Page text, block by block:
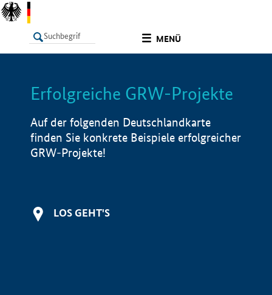
MENÜ
LISTE Info
Erfolgreiche GRW-Projekte
Auf der folgenden Deutschlandkarte
finden Sie konkrete Beispiele erfolgreicher
GRW-Projekte!
LOS GEHT'S